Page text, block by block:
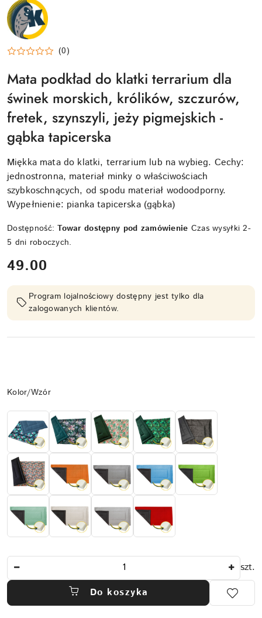
PRODUCENTA:
KRAINA
TUPTUSIA
(0)
Mata podkład do klatki terrarium dla
świnek morskich, królików, szczurów,
fretek, szynszyli, jeży pigmejskich -
gąbka tapicerska
Miękka mata do klatki, terrarium lub na wybieg. Cechy:
jednostronna, materiał minky o właściwościach
szybkoschnących, od spodu materiał wodoodporny.
Wypełnienie: pianka tapicerska (gąbka)
Dostępność:Towar dostępny pod zamówienie Czas wysyłki 2-
5 dni roboczych.
cena:
49.00
Program lojalnościowy dostępny jest tylko dla
zalogowanych klientów.
Wariant
Kolor/Wzór
szt.
Do koszyka